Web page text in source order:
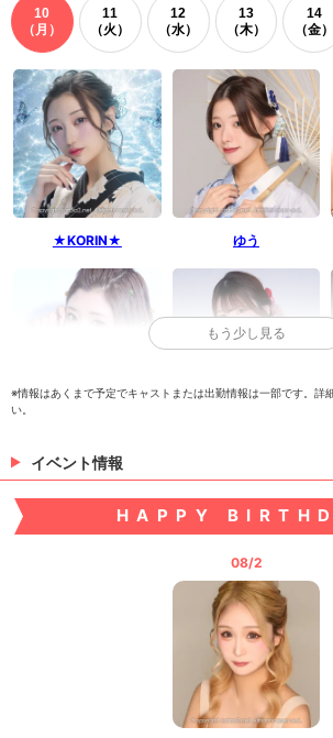
10
（月）
11
（火）
12
（水）
13
（木）
14
（金）
★KORIN★ ゆう
れん
もう少し見る
※情報はあくまで予定でキャストまたは出勤情報は一部です。詳
い。
イベント情報
HAPPY
08/2